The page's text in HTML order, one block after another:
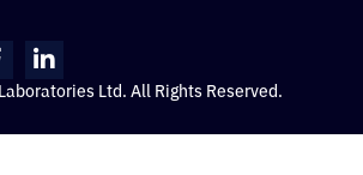
Ltd. All Rights Reserved.